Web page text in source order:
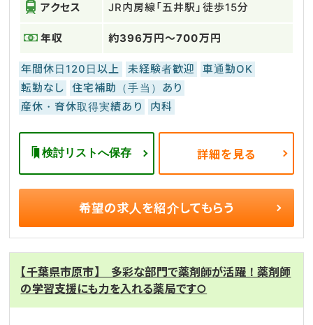
アクセス JR内房線「五井駅」徒歩15分
年収 約396万円～700万円
年間休日120日以上 未経験者歓迎
車通勤OK
転勤なし
住宅補助（手当）あり
産休・育休取得実績あり
内科
検討リストへ保存 詳細を見る
希望の求人を紹介してもらう
【千葉県市原市】 多彩な部門で薬剤師が活躍！薬剤師
の学習支援にも力を入れる薬局です○